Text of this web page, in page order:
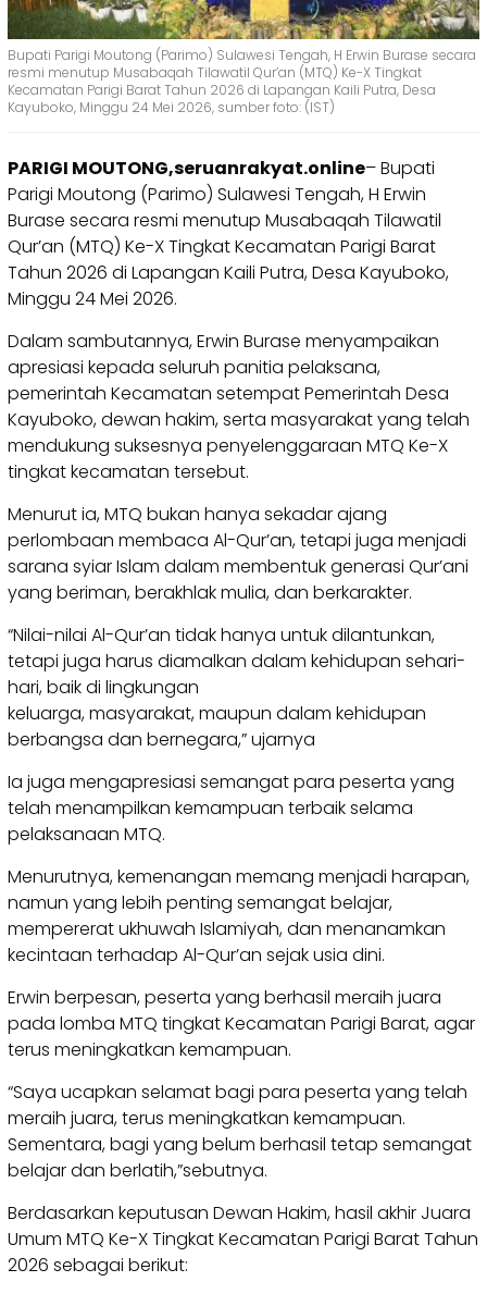
Bupati Parigi Moutong (Parimo) Sulawesi Tengah, H Erwin Burase secara
resmi menutup Musabaqah Tilawatil Qur’an (MTQ) Ke-X Tingkat
Kecamatan Parigi Barat Tahun 2026 di Lapangan Kaili Putra, Desa
Kayuboko, Minggu 24 Mei 2026, sumber foto: (IST)
PARIGI MOUTONG,seruanrakyat.online– Bupati
Parigi Moutong (Parimo) Sulawesi Tengah, H Erwin
Burase secara resmi menutup Musabaqah Tilawatil
Qur’an (MTQ) Ke-X Tingkat Kecamatan Parigi Barat
Tahun 2026 di Lapangan Kaili Putra, Desa Kayuboko,
Minggu 24 Mei 2026.
Dalam sambutannya, Erwin Burase menyampaikan
apresiasi kepada seluruh panitia pelaksana,
pemerintah Kecamatan setempat Pemerintah Desa
Kayuboko, dewan hakim, serta masyarakat yang telah
mendukung suksesnya penyelenggaraan MTQ Ke-X
tingkat kecamatan tersebut.
Menurut ia, MTQ bukan hanya sekadar ajang
perlombaan membaca Al-Qur’an, tetapi juga menjadi
sarana syiar Islam dalam membentuk generasi Qur’ani
yang beriman, berakhlak mulia, dan berkarakter.
“Nilai-nilai Al-Qur’an tidak hanya untuk dilantunkan,
tetapi juga harus diamalkan dalam kehidupan sehari-
hari, baik di lingkungan
keluarga, masyarakat, maupun dalam kehidupan
berbangsa dan bernegara,” ujarnya
Ia juga mengapresiasi semangat para peserta yang
telah menampilkan kemampuan terbaik selama
pelaksanaan MTQ.
Menurutnya, kemenangan memang menjadi harapan,
namun yang lebih penting semangat belajar,
mempererat ukhuwah Islamiyah, dan menanamkan
kecintaan terhadap Al-Qur’an sejak usia dini.
Erwin berpesan, peserta yang berhasil meraih juara
pada lomba MTQ tingkat Kecamatan Parigi Barat, agar
terus meningkatkan kemampuan.
“Saya ucapkan selamat bagi para peserta yang telah
meraih juara, terus meningkatkan kemampuan.
Sementara, bagi yang belum berhasil tetap semangat
belajar dan berlatih,”sebutnya.
Berdasarkan keputusan Dewan Hakim, hasil akhir Juara
Umum MTQ Ke-X Tingkat Kecamatan Parigi Barat Tahun
2026 sebagai berikut: